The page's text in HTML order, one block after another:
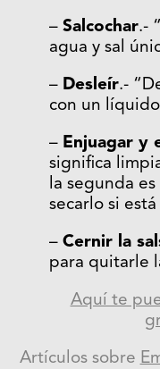
– Salcochar.-
agua y sal
– Desleír.-
con un
– Enjuagar y
significa
la segunda
secarlo si
– Cernir la
para quitarle
Aquí te
Artículos sobre